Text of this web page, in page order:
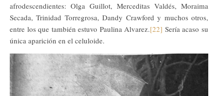
afrodescendientes: Olga Guillot, Merceditas Valdés, Moraima
Secada, Trinidad Torregrosa, Dandy Crawford y muchos otros,
entre los que también estuvo Paulina Alvarez.[22] Sería acaso su
única aparición en el celuloide.